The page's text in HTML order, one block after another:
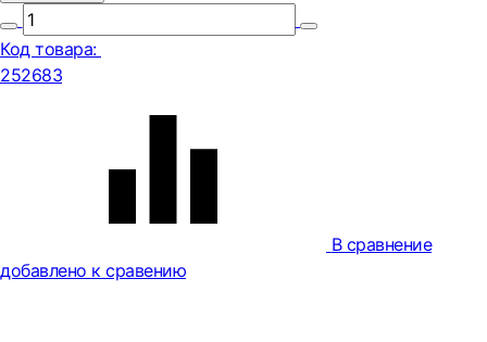
Код товара:
252683
В сравнение
добавлено к сравению